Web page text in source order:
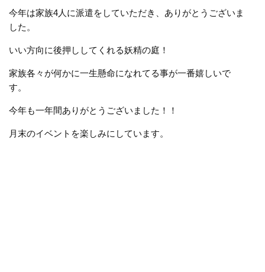
今年は家族4人に派遣をしていただき、ありがとうございま
した。
いい方向に後押ししてくれる妖精の庭！
家族各々が何かに一生懸命になれてる事が一番嬉しいで
す。
今年も一年間ありがとうございました！！
月末のイベントを楽しみにしています。